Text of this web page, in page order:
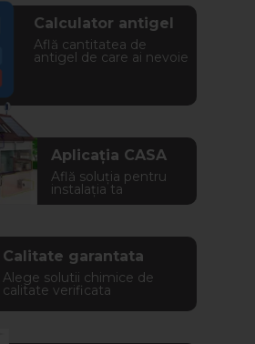
Calculator antigel
Află cantitatea de
antigel de care ai nevoie
Aplicația CASA
Află soluția pentru
instalația ta
Calitate garantata
Alege solutii chimice de
calitate verificata